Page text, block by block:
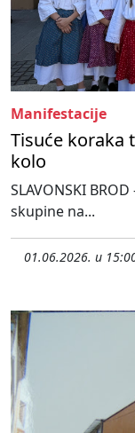
Manifestacije
Tisuće koraka
kolo
SLAVONSKI
skupine na...
01.06.2026. u